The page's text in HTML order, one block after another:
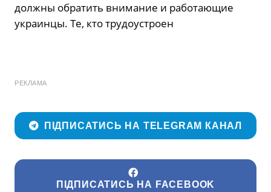
должны обратить внимание и работающие
украинцы. Те, кто трудоустроен
РЕКЛАМА
ПІДПИСАТИСЬ НА TELEGRAM КАНАЛ
ПІДПИСАТИСЬ НА FACEBOOK